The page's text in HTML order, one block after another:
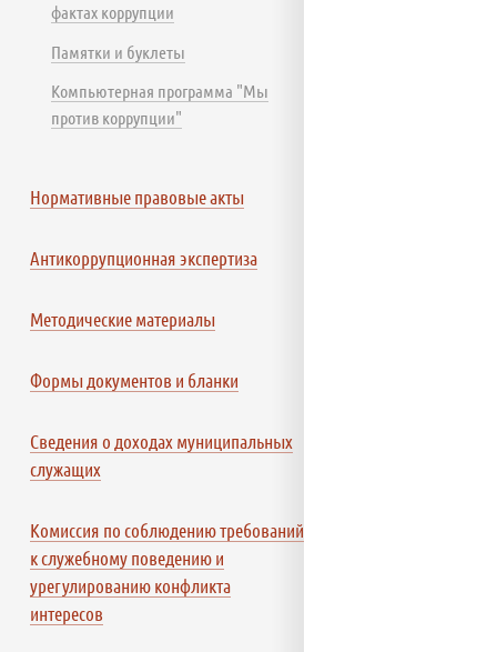
фактах коррупции
Памятки и буклеты
Компьютерная программа "Мы
против коррупции"
Нормативные правовые акты
Антикоррупционная экспертиза
Методические материалы
Формы документов и бланки
Сведения о доходах муниципальных
служащих
Комиссия по соблюдению требований
к служебному поведению и
урегулированию конфликта
интересов